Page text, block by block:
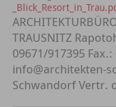
TRAUSNITZ
09671/917395
info@architekten-
Schwandorf Vertr.